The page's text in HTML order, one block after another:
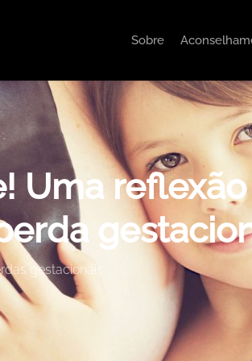
Sobre
Uma
gestacionais